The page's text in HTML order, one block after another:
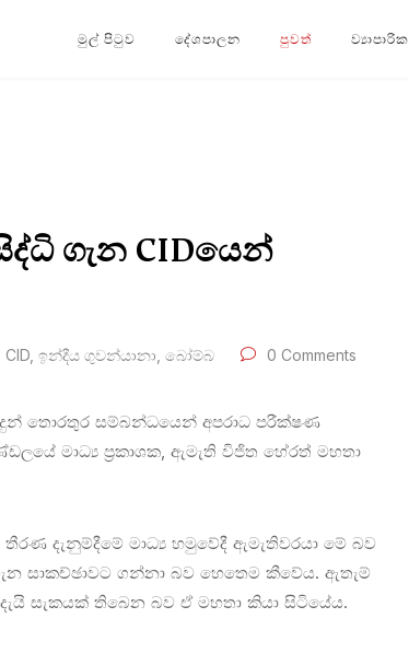
මුල් පිටුව දේශපාලන පුවත් ව්‍යාපාරික
ගැන CIDයෙන්
CID ඉන්දීය ගුවන්යානා බෝම්බ 0 Comments
තොරතුර සම්බන්ධයෙන් අපරාධ පරීක්ෂණ
මාධ්‍ය ප්‍රකාශක, ඇමැති විජිත හේරත් මහතා
තීරණ දැනුම්දීමේ මාධ්‍ය හමුවේදී ඇමැතිවරයා මේ බව
සාකච්ඡාවට ගන්නා බව හෙතෙම කීවේය. ඇතැම්
සැකයක් තිබෙන බව ඒ මහතා කියා සිටියේය.